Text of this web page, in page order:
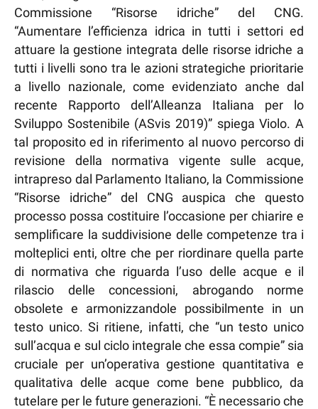
Commissione “Risorse idriche” del CNG.
“Aumentare l’efficienza idrica in tutti i settori ed
attuare la gestione integrata delle risorse idriche a
tutti i livelli sono tra le azioni strategiche prioritarie
a livello nazionale, come evidenziato anche dal
recente Rapporto dell’Alleanza Italiana per lo
Sviluppo Sostenibile (ASvis 2019)” spiega Violo. A
tal proposito ed in riferimento al nuovo percorso di
revisione della normativa vigente sulle acque,
intrapreso dal Parlamento Italiano, la Commissione
“Risorse idriche” del CNG auspica che questo
processo possa costituire l’occasione per chiarire e
semplificare la suddivisione delle competenze tra i
molteplici enti, oltre che per riordinare quella parte
di normativa che riguarda l’uso delle acque e il
rilascio delle concessioni, abrogando norme
obsolete e armonizzandole possibilmente in un
testo unico. Si ritiene, infatti, che “un testo unico
sull’acqua e sul ciclo integrale che essa compie” sia
cruciale per un’operativa gestione quantitativa e
qualitativa delle acque come bene pubblico, da
tutelare per le future generazioni. “È necessario che